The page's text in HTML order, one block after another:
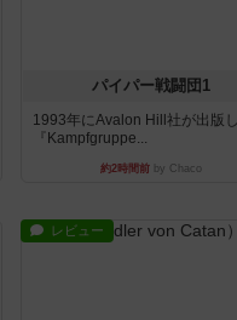
パイパー戦闘団1
1993年にAvalon Hill社が出版
『Kampfgruppe...
約2時間前 by Chaco
レビュー